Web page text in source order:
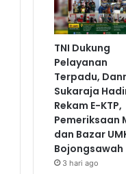
TNI Dukung
Pelayanan
Terpadu,
Sukaraja
Rekam E-KTP,
Pemeriksaan
dan Bazar
Bojongsawah
3 hari ago